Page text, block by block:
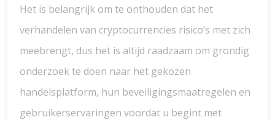
Het is belangrijk om te onthouden dat het
verhandelen van cryptocurrencies risico’s met zich
meebrengt, dus het is altijd raadzaam om grondig
onderzoek te doen naar het gekozen
handelsplatform, hun beveiligingsmaatregelen en
gebruikerservaringen voordat u begint met